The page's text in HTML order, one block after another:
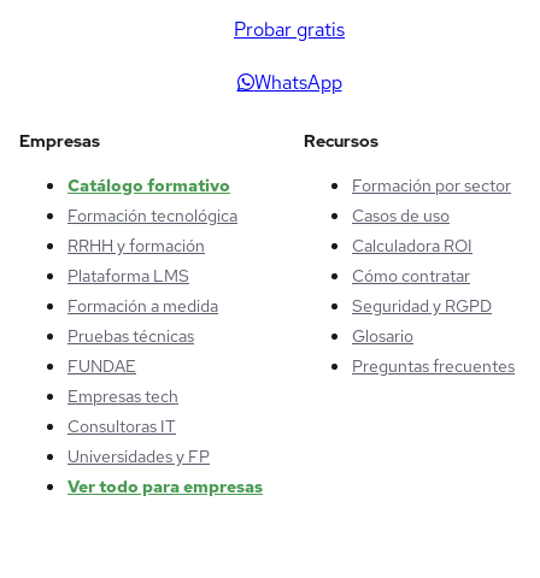
Probar gratis
WhatsApp
Empresas
Catálogo formativo
Formación tecnológica
RRHH y formación
Plataforma LMS
Formación a medida
Pruebas técnicas
FUNDAE
Empresas tech
Consultoras IT
Universidades y FP
Ver todo para empresas
Recursos
Formación por sector
Casos de uso
Calculadora ROI
Cómo contratar
Seguridad y RGPD
Glosario
Preguntas frecuentes